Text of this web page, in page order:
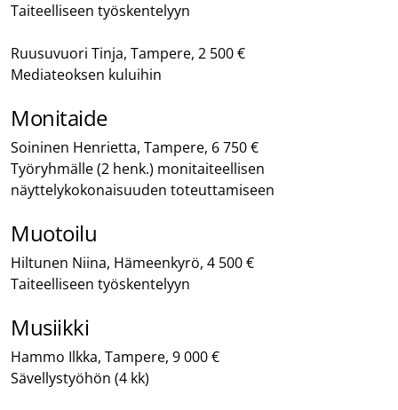
Taiteelliseen työskentelyyn
Ruusuvuori Tinja, Tampere, 2 500 €
Mediateoksen kuluihin
Monitaide
Soininen Henrietta, Tampere, 6 750 €
Työryhmälle (2 henk.) monitaiteellisen
näyttelykokonaisuuden toteuttamiseen
Muotoilu
Hiltunen Niina, Hämeenkyrö, 4 500 €
Taiteelliseen työskentelyyn
Musiikki
Hammo Ilkka, Tampere, 9 000 €
Sävellystyöhön (4 kk)